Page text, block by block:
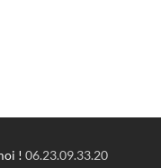
! 06.23.09.33.20